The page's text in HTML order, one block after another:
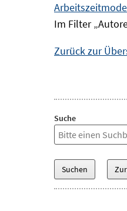
Im Filter
Zurück zur
Suche